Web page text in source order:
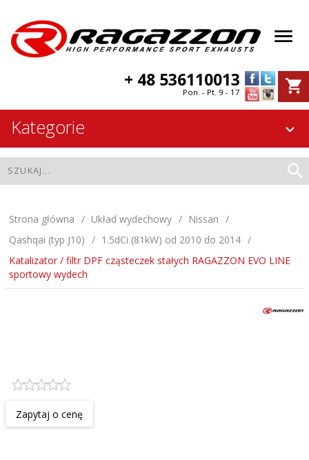
+ 48 536110013
Pon. - Pt. 9 - 17
Kategorie
Strona główna Układ wydechowy
Nissan
Qashqai (typ J10)
1.5dCi (81kW) od 2010 do 2014
Katalizator / filtr DPF cząsteczek stałych RAGAZZON EVO LINE
sportowy wydech
Zapytaj o cenę